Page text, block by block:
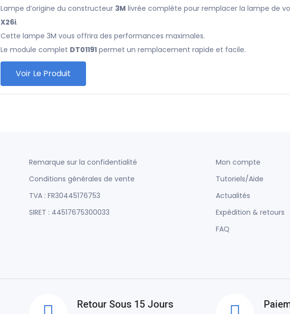
Lampe d’origine du constructeur 3M livrée complète pour remplacer la lampe de
X26i.
Cette lampe 3M vous offrira des performances maximales.
Le module complet DT01191 permet un remplacement rapide et facile.
Voir Le Produit
Remarque sur la confidentialité
Conditions générales de vente
TVA : FR30445176753
SIRET : 44517675300033
Mon compte
Tutoriels/Aide
Actualités
Expédition & retours
FAQ
Retour Sous 15 Jours